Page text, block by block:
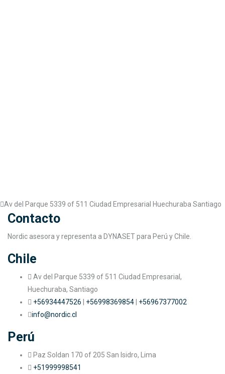
Av del Parque 5339 of 511 Ciudad Empresarial Huechuraba Santiago
Contacto
Nordic asesora y representa a DYNASET para Perú y Chile.
Chile
Av del Parque 5339 of 511 Ciudad Empresarial,
Huechuraba, Santiago
+56934447526
+56998369854
+56967377002
info@nordic.cl
Perú
Paz Soldan 170 of 205 San Isidro, Lima
+51999998541